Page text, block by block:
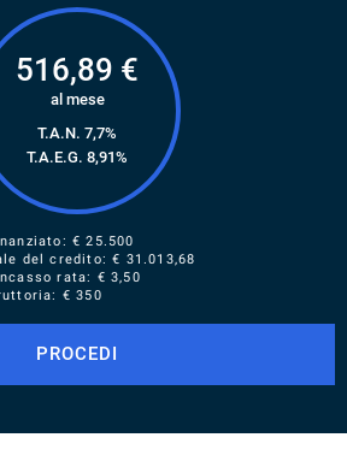
516,89 €
al mese
T.A.N. 7,7%
T.A.E.G. 8,91%
€25.500
del credito: € 31.013,68
rata: € 3,50
€ 350
PROCEDI